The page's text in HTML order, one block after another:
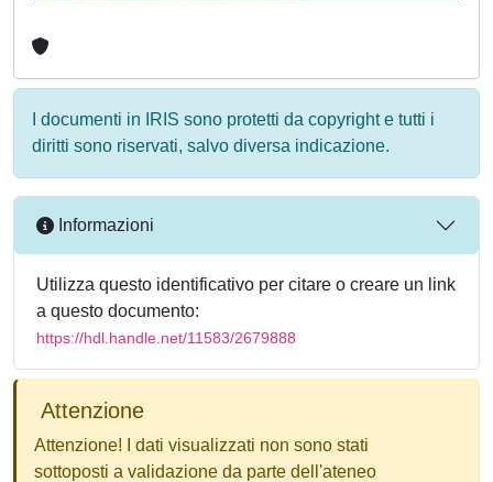
I documenti in IRIS sono protetti da copyright e tutti i
diritti sono riservati, salvo diversa indicazione.
Informazioni
Utilizza questo identificativo per citare o creare un link
a questo documento:
https://hdl.handle.net/11583/2679888
Attenzione
Attenzione! I dati visualizzati non sono stati
sottoposti a validazione da parte dell'ateneo